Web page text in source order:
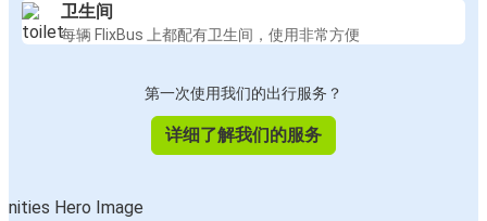
卫生间
每辆 FlixBus 上都配有卫生间，使用非常方便
第一次使用我们的出行服务？
详细了解我们的服务